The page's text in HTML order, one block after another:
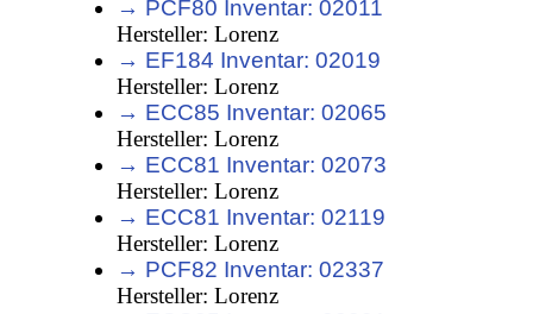
→ PCF80 Inventar: 02011
Hersteller: Lorenz
→ EF184 Inventar: 02019
Hersteller: Lorenz
→ ECC85 Inventar: 02065
Hersteller: Lorenz
→ ECC81 Inventar: 02073
Hersteller: Lorenz
→ ECC81 Inventar: 02119
Hersteller: Lorenz
→ PCF82 Inventar: 02337
Hersteller: Lorenz